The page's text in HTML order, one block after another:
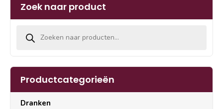
Zoek naar product
Productcategorieën
Dranken